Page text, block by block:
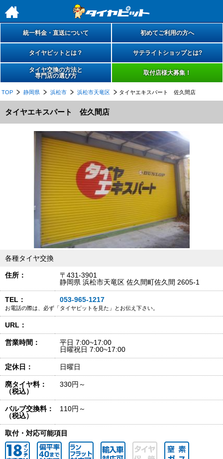
h
統一料金・直送について 初めてご利用の方へ
タイヤピットとは？ サテライトショップとは?
タイヤ交換の方法と
専門店の選び方
取付店様大募集！
TOP 静岡県 浜松市 浜松市天竜区 タイヤエキスパート 佐久間店
タイヤエキスパート 佐久間店
各種タイヤ交換
住所：
〒431-3901
静岡県 浜松市天竜区 佐久間町佐久間 2605-1
TEL： 053-965-1217
お電話の際は、必ず「タイヤピットを見た」とお伝え下さい。
URL：
営業時間：
平日 7:00~17:00
日曜祝日 7:00~17:00
定休日： 日曜日
廃タイヤ料：
（税込）
330円～
バルブ交換料：
（税込）
110円～
取付・対応可能項目